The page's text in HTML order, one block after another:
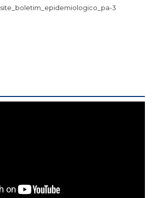
site_boletim_epidemiologico_pa-3